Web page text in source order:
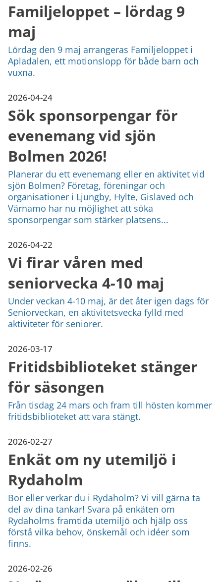
Familjeloppet – lördag 9
maj
Lördag den 9 maj arrangeras Familjeloppet i
Apladalen, ett motionslopp för både barn och
vuxna.
2026-04-24
Sök sponsorpengar för
evenemang vid sjön
Bolmen 2026!
Planerar du ett evenemang eller en aktivitet vid
sjön Bolmen? Företag, föreningar och
organisationer i Ljungby, Hylte, Gislaved och
Värnamo har nu möjlighet att söka
sponsorpengar som stärker platsens...
2026-04-22
Vi firar våren med
seniorvecka 4-10 maj
Under veckan 4-10 maj, är det åter igen dags för
Seniorveckan, en aktivitetsvecka fylld med
aktiviteter för seniorer.
2026-03-17
Fritidsbiblioteket stänger
för säsongen
Från tisdag 24 mars och fram till hösten kommer
fritidsbiblioteket att vara stängt.
2026-02-27
Enkät om ny utemiljö i
Rydaholm
Bor eller verkar du i Rydaholm? Vi vill gärna ta
del av dina tankar! Svara på enkäten om
Rydaholms framtida utemiljö och hjälp oss
förstå vilka behov, önskemål och idéer som
finns.
2026-02-26